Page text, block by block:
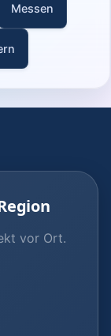
Messen
vor Ort.